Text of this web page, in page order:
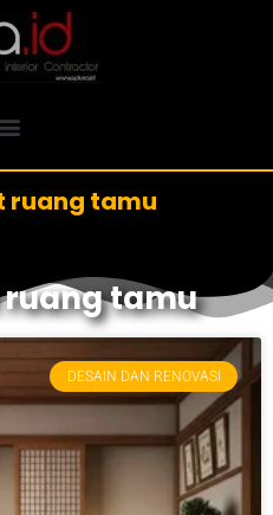
ruang tamu
tamu
DESAIN DAN RENOVASI